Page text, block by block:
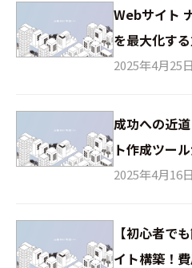
Webサイト
を最大化す
2025年4月25日
成功への近
ト作成ツー
2025年4月16日
【初心者で
イト構築！